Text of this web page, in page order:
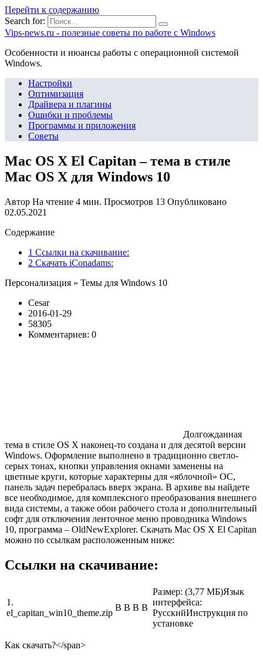
Перейти к содержанию
Search for:
Vips-news.ru - полезные советы по работе с Windows
Особенности и нюансы работы с операционной системой
Windows.
Настройки
Оптимизация
Драйвера и плагины
Ошибки и проблемы
Программы и приложения
Советы
Mac OS X El Capitan – тема в стиле
Mac OS X для Windows 10
Автор На чтение 4 мин. Просмотров 13 Опубликовано
02.05.2021
Содержание
1 Ссылки на скачивание:
2 Скачать iConadams:
Персонализация » Темы для Windows 10
Cesar
2016-01-29
58305
Комментариев: 0
Долгожданная
тема в стиле OS X наконец-то создана и для десятой версии
Windows. Оформление выполнено в традиционно светло-
серых тонах, кнопки управления окнами заменены на
цветные круги, которые характерны для «яблочной» ОС,
панель задач перебралась вверх экрана. В архиве вы найдете
все необходимое, для комплексного преобразования внешнего
вида системы, а также обои рабочего стола и дополнительный
софт для отключения ленточное меню проводника Windows
10, программа – OldNewExplorer. Скачать Mac OS X El Capitan
можно по ссылкам расположенным ниже:
Ссылки на скачивание:
1.
el_capitan_win10_theme.zip
В В В В
Размер: (3,77 МБ)Язык
интерфейса:
РусскийИнструкция по
установке
Как скачать?</span>